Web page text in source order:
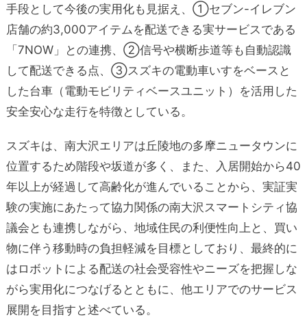
手段として今後の実用化も見据え、①セブン-イレブン
店舗の約3,000アイテムを配送できる実サービスである
「7NOW」との連携、②信号や横断歩道等も自動認識
して配送できる点、③スズキの電動車いすをベースと
した台車（電動モビリティベースユニット）を活用した
安全安心な走行を特徴としている。
スズキは、南大沢エリアは丘陵地の多摩ニュータウンに
位置するため階段や坂道が多く、また、入居開始から40
年以上が経過して高齢化が進んでいることから、実証実
験の実施にあたって協力関係の南大沢スマートシティ協
議会とも連携しながら、地域住民の利便性向上と、買い
物に伴う移動時の負担軽減を目標としており、最終的に
はロボットによる配送の社会受容性やニーズを把握しな
がら実用化につなげるとともに、他エリアでのサービス
展開を目指すと述べている。